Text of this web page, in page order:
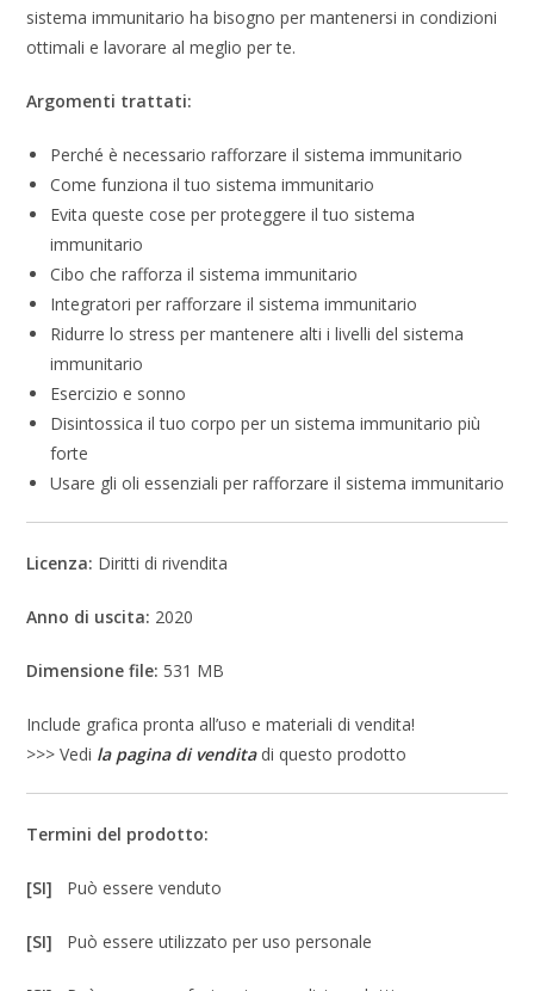
sistema immunitario ha bisogno per mantenersi in condizioni
ottimali e lavorare al meglio per te.
Argomenti trattati:
Perché è necessario rafforzare il sistema immunitario
Come funziona il tuo sistema immunitario
Evita queste cose per proteggere il tuo sistema
immunitario
Cibo che rafforza il sistema immunitario
Integratori per rafforzare il sistema immunitario
Ridurre lo stress per mantenere alti i livelli del sistema
immunitario
Esercizio e sonno
Disintossica il tuo corpo per un sistema immunitario più
forte
Usare gli oli essenziali per rafforzare il sistema immunitario
Licenza: Diritti di rivendita
Anno di uscita: 2020
Dimensione file: 531 MB
Include grafica pronta all’uso e materiali di vendita!
>>> Vedi la pagina di venditadi questo prodotto
Termini del prodotto:
[SI] Può essere venduto
[SI] Può essere utilizzato per uso personale